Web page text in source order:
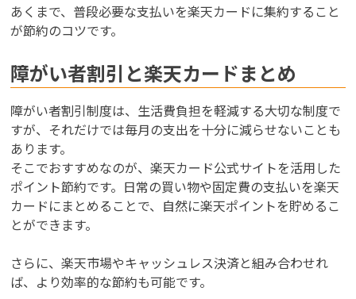
あくまで、普段必要な支払いを楽天カードに集約すること
が節約のコツです。
障がい者割引と楽天カードまとめ
障がい者割引制度は、生活費負担を軽減する大切な制度で
すが、それだけでは毎月の支出を十分に減らせないことも
あります。
そこでおすすめなのが、楽天カード公式サイトを活用した
ポイント節約です。日常の買い物や固定費の支払いを楽天
カードにまとめることで、自然に楽天ポイントを貯めるこ
とができます。
さらに、楽天市場やキャッシュレス決済と組み合わせれ
ば、より効率的な節約も可能です。